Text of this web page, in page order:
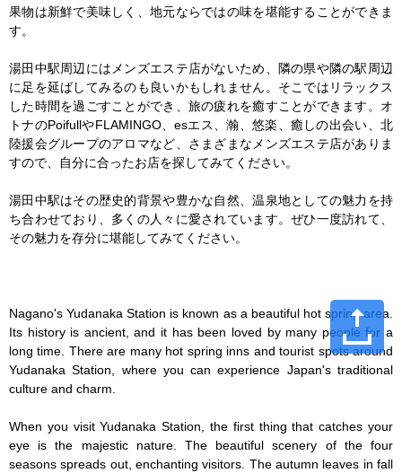
果物は新鮮で美味しく、地元ならではの味を堪能することができま
す。
湯田中駅周辺にはメンズエステ店がないため、隣の県や隣の駅周辺
に足を延ばしてみるのも良いかもしれません。そこではリラックス
した時間を過ごすことができ、旅の疲れを癒すことができます。オ
トナのPoifullやFLAMINGO、esエス、瀚、悠楽、癒しの出会い、北
陸援会グループのアロマなど、さまざまなメンズエステ店がありま
すので、自分に合ったお店を探してみてください。
湯田中駅はその歴史的背景や豊かな自然、温泉地としての魅力を持
ち合わせており、多くの人々に愛されています。ぜひ一度訪れて、
その魅力を存分に堪能してみてください。
Nagano's Yudanaka Station is known as a beautiful hot spring area.
Its history is ancient, and it has been loved by many people for a
long time. There are many hot spring inns and tourist spots around
Yudanaka Station, where you can experience Japan's traditional
culture and charm.
When you visit Yudanaka Station, the first thing that catches your
eye is the majestic nature. The beautiful scenery of the four
seasons spreads out, enchanting visitors. The autumn leaves in fall